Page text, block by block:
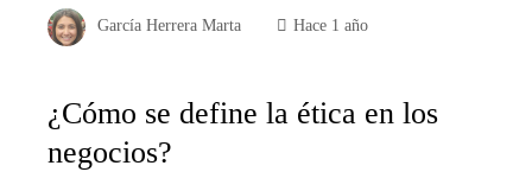
García Herrera Marta Hace 1 año
¿Cómo se define la ética en los
negocios?